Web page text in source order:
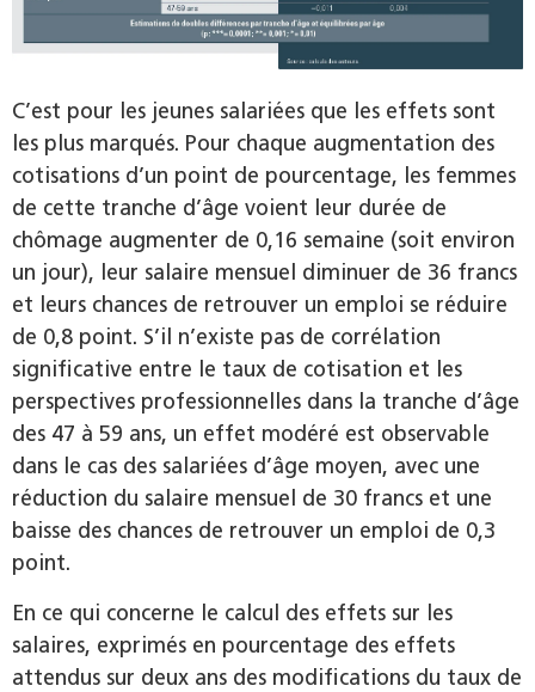
C’est pour les jeunes salariées que les effets sont
les plus marqués. Pour chaque augmentation des
cotisations d’un point de pourcentage, les femmes
de cette tranche d’âge voient leur durée de
chômage augmenter de 0,16 semaine (soit environ
un jour), leur salaire mensuel diminuer de 36 francs
et leurs chances de retrouver un emploi se réduire
de 0,8 point. S’il n’existe pas de corrélation
significative entre le taux de cotisation et les
perspectives professionnelles dans la tranche d’âge
des 47 à 59 ans, un effet modéré est observable
dans le cas des salariées d’âge moyen, avec une
réduction du salaire mensuel de 30 francs et une
baisse des chances de retrouver un emploi de 0,3
point.
En ce qui concerne le calcul des effets sur les
salaires, exprimés en pourcentage des effets
attendus sur deux ans des modifications du taux de